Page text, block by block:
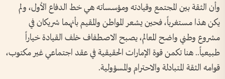
وأن الثقة بين المجتمع وقيادته ومؤسساته هي خط الدفاع الأول، ولم
يكن هذا مستغرباً، فحين يشعر المواطن والمقيم بأنهما شريكان في
مشروع وطني واضح المعالم، يصبح الاصطفاف خلف القيادة خياراً
طبيعياً.. هنا تكمن قوة الإمارات الحقيقية في عقد اجتماعي غير مكتوب،
قوامه الثقة المتبادلة والاحترام والمسؤولية.